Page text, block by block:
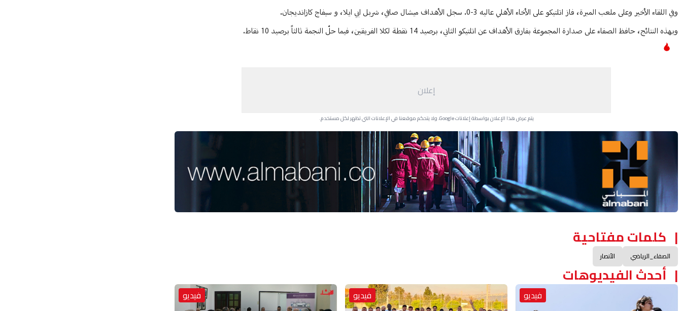
وفي اللقاء الأخير وعلى ملعب المبرة، فاز اتلتيكو على الأخاء الأهلي عاليه 3-0. سجل الأهداف ميشال صافي، شربل ابي ايلا، و سيفاج كازانديجان.
وبهذه النتائج، حافظ الصفاء على صدارة المجموعة بفارق الأهداف عن اتلتيكو الثاني، برصيد 14 نقطة لكلا الفريقين، فيما حلّ النجمة ثالثاً برصيد 10 نقاط.
إعلان
يتم عرض هذا الإعلان بواسطة إعلانات Google، ولا يتحكم موقعنا في الإعلانات التي تظهر لكل مستخدم.
Advertisement Section
كلمات مفتاحية
الصفاء_الرياضي الأنصار
أحدث الفيديوهات
فيديو فيديو فيديو